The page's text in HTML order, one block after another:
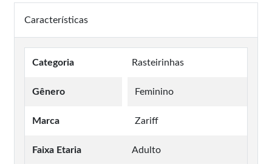
Características
Categoria Rasteirinhas
Gênero Feminino
Marca Zariff
Faixa Etaria Adulto